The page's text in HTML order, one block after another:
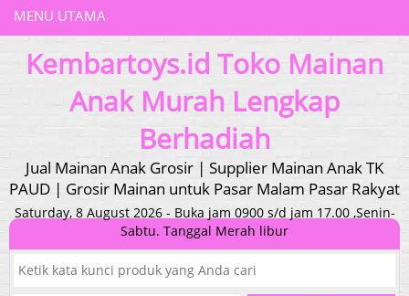
MENU UTAMA
Kembartoys.id Toko Mainan
Anak Murah Lengkap
Berhadiah
Jual Mainan Anak Grosir | Supplier Mainan Anak TK
PAUD | Grosir Mainan untuk Pasar Malam Pasar Rakyat
Saturday, 8 August 2026 - Buka jam 0900 s/d jam 17.00 ,Senin-
Sabtu. Tanggal Merah libur